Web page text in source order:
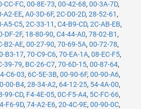
CC-FC, 00-8E-73, 00-42-68, 00-3A-7D,
A2-EE, A0-3D-6F, 2C-D0-2D, 28-52-61 ,
A5-C5, 2C-33-11 , C4-B9-CD, 2C-AB-EB,
DF-2F, 18-80-90, C4-44-A0, 78-02-B1 ,
B2-AE, 00-27-90, 70-69-5A, 00-72-78,
B3-17, 70-C9-C6, 70-EA-1A, 08-EC-F5,
39-79, BC-26-C7, 70-6D-15, 00-87-64,
C6-03, 6C-5E-3B, 00-90-6F, 00-90-A6,
00-B4, 28-34-A2, 64-12-25, 54-4A-00,
99-CD, F4-4E-05, 0C-F5-A4, 5C-FC-66,
F6-9D, 74-A2-E6, 20-4C-9E, 00-90-0C,